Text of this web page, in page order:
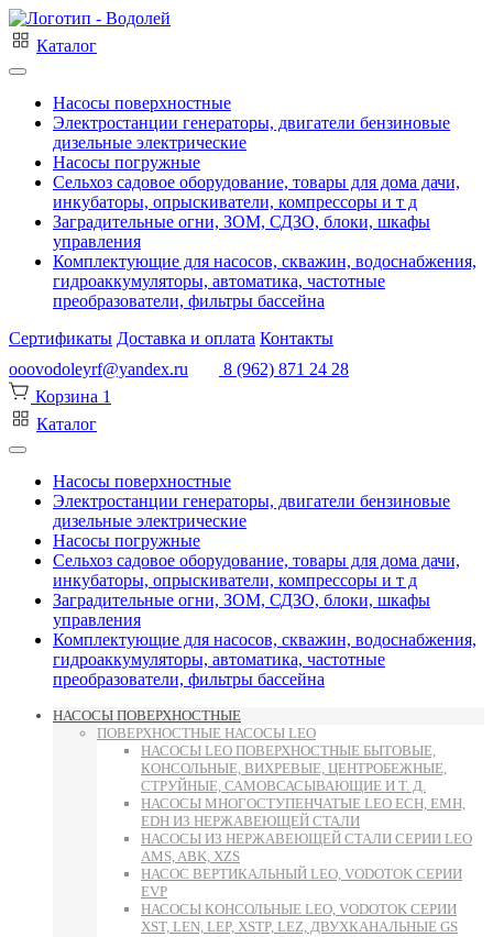
Каталог
Насосы поверхностные
Электростанции генераторы, двигатели бензиновые
дизельные электрические
Насосы погружные
Сельхоз садовое оборудование, товары для дома дачи,
инкубаторы, опрыскиватели, компрессоры и т д
Заградительные огни, ЗОМ, СДЗО, блоки, шкафы
управления
Комплектующие для насосов, скважин, водоснабжения,
гидроаккумуляторы, автоматика, частотные
преобразователи, фильтры бассейна
Сертификаты Доставка и оплата Контакты
ooovodoleyrf@yandex.ru
8 (962) 871 24 28
Корзина 1
Каталог
Насосы поверхностные
Электростанции генераторы, двигатели бензиновые
дизельные электрические
Насосы погружные
Сельхоз садовое оборудование, товары для дома дачи,
инкубаторы, опрыскиватели, компрессоры и т д
Заградительные огни, ЗОМ, СДЗО, блоки, шкафы
управления
Комплектующие для насосов, скважин, водоснабжения,
гидроаккумуляторы, автоматика, частотные
преобразователи, фильтры бассейна
НАСОСЫ ПОВЕРХНОСТНЫЕ
ПОВЕРХНОСТНЫЕ НАСОСЫ LEO
НАСОСЫ LEO ПОВЕРХНОСТНЫЕ БЫТОВЫЕ,
КОНСОЛЬНЫЕ, ВИХРЕВЫЕ, ЦЕНТРОБЕЖНЫЕ,
СТРУЙНЫЕ, САМОВСАСЫВАЮЩИЕ И Т. Д.
НАСОСЫ МНОГОСТУПЕНЧАТЫЕ LEO ECH, EMH,
EDH ИЗ НЕРЖАВЕЮЩЕЙ СТАЛИ
НАСОСЫ ИЗ НЕРЖАВЕЮЩЕЙ СТАЛИ СЕРИИ LEO
AMS, ABK, XZS
НАСОС ВЕРТИКАЛЬНЫЙ LEO, VODOTOK СЕРИИ
EVP
НАСОСЫ КОНСОЛЬНЫЕ LEO, VODOTOK СЕРИИ
XST, LEN, LEP, XSTP, LEZ, ДВУХКАНАЛЬНЫЕ GS